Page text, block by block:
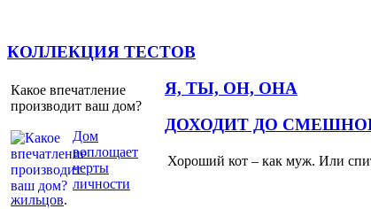
КОЛЛЕКЦИЯ ТЕСТОВ
Какое впечатление
производит ваш дом?
Дом
воплощает
черты
личности
жильцов.
Я, ТЫ, ОН, ОНА
ДОХОДИТ ДО
Хороший кот – как муж. Или